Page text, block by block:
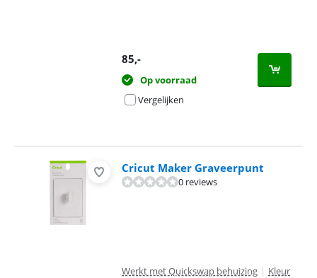
85,-
Op voorraad
Vergelijken
Cricut Maker Graveerpunt
0 reviews
Werkt met Quickswap behuizing | Kleur